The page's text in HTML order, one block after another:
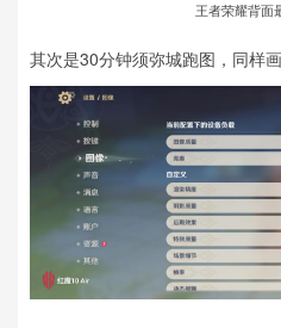
王者荣耀背
其次是30分钟须弥城跑图，同样画